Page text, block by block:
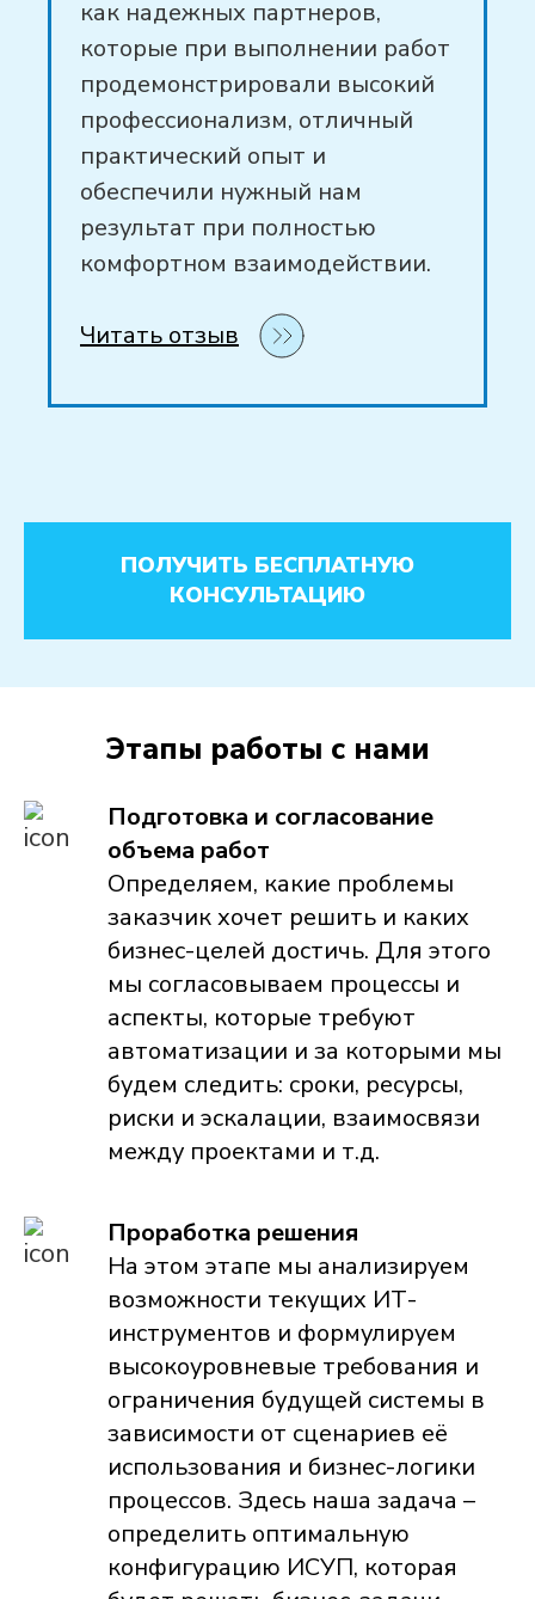
как надежных партнеров,
которые при выполнении работ
продемонстрировали высокий
профессионализм, отличный
практический опыт и
обеспечили нужный нам
результат при полностью
комфортном взаимодействии.
Читать отзыв
ПОЛУЧИТЬ БЕСПЛАТНУЮ
КОНСУЛЬТАЦИЮ
Этапы работы с нами
Подготовка и согласование
объема работ
Определяем, какие проблемы
заказчик хочет решить и каких
бизнес-целей достичь. Для этого
мы согласовываем процессы и
аспекты, которые требуют
автоматизации и за которыми мы
будем следить: сроки, ресурсы,
риски и эскалации, взаимосвязи
между проектами и т.д.
Проработка решения
На этом этапе мы анализируем
возможности текущих ИТ-
инструментов и формулируем
высокоуровневые требования и
ограничения будущей системы в
зависимости от сценариев её
использования и бизнес-логики
процессов. Здесь наша задача –
определить оптимальную
конфигурацию ИСУП, которая